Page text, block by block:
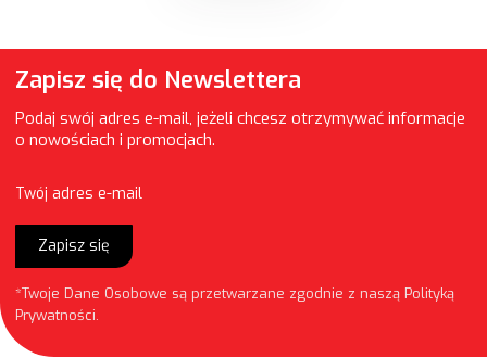
Zapisz się do Newslettera
Podaj swój adres e-mail, jeżeli chcesz otrzymywać informacje
o nowościach i promocjach.
Twój adres e-mail
Zapisz się
*Twoje Dane Osobowe są przetwarzane zgodnie z naszą Polityką
Prywatności.